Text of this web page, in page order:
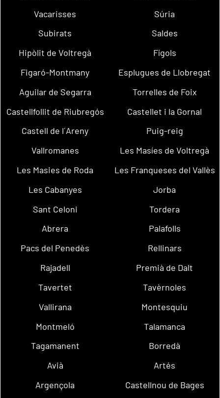
Vacarisses
Súria
Subirats
Saldes
Hipòlit de Voltregà
Fígols
Figaró-Montmany
Esplugues de Llobregat
Aguilar de Segarra
Torrelles de Foix
Castellfollit de Riubregós
Castellet i la Gornal
Castell de l´Areny
Puig-reig
Vallromanes
Les Masíes de Voltregà
Les Masies de Roda
Les Franqueses del Vallès
Les Cabanyes
Jorba
Sant Celoni
Tordera
Abrera
Palafolls
Pacs del Penedès
Rellinars
Rajadell
Premià de Dalt
Tavertet
Tavèrnoles
Vallirana
Montesquiu
Montmeló
Talamanca
Tagamanent
Borredà
Avià
Artés
Argençola
Castellnou de Bages